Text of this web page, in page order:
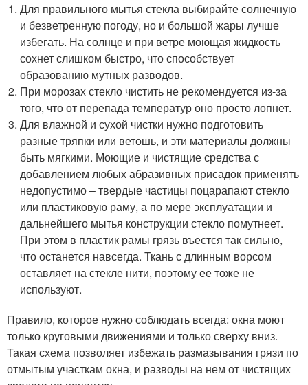
Для правильного мытья стекла выбирайте солнечную
и безветренную погоду, но и большой жары лучше
избегать. На солнце и при ветре моющая жидкость
сохнет слишком быстро, что способствует
образованию мутных разводов.
При морозах стекло чистить не рекомендуется из-за
того, что от перепада температур оно просто лопнет.
Для влажной и сухой чистки нужно подготовить
разные тряпки или ветошь, и эти материалы должны
быть мягкими. Моющие и чистящие средства с
добавлением любых абразивных присадок применять
недопустимо – твердые частицы поцарапают стекло
или пластиковую раму, а по мере эксплуатации и
дальнейшего мытья конструкции стекло помутнеет.
При этом в пластик рамы грязь въестся так сильно,
что останется навсегда. Ткань с длинным ворсом
оставляет на стекле нити, поэтому ее тоже не
используют.
Правило, которое нужно соблюдать всегда: окна моют
только круговыми движениями и только сверху вниз.
Такая схема позволяет избежать размазывания грязи по
отмытым участкам окна, и разводы на нем от чистящих